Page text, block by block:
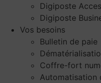
Digiposte
Digiposte
Vos besoins
Bulletin de paie
Coffre-fort
Automatisation